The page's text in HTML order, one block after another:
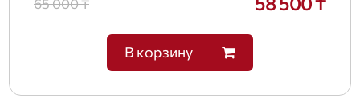
В корзину